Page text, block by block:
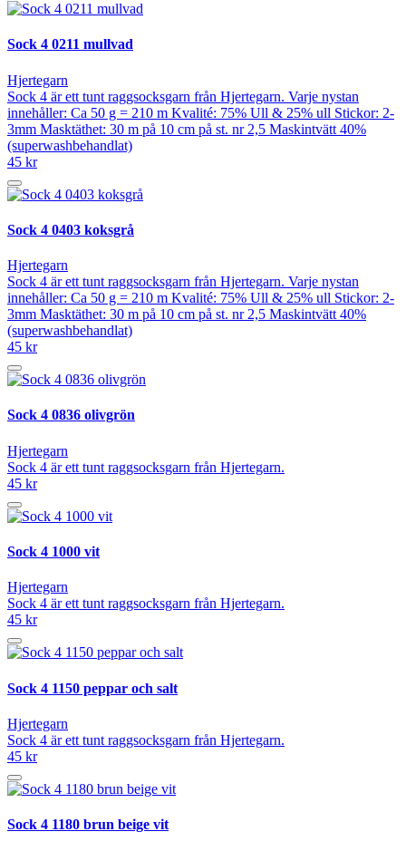
Sock 4 0211 mullvad
Hjertegarn
Sock 4 är ett tunt raggsocksgarn från Hjertegarn. Varje nystan
innehåller: Ca 50 g = 210 m Kvalité: 75% Ull & 25% ull Stickor: 2-
3mm Masktäthet: 30 m på 10 cm på st. nr 2,5 Maskintvätt 40%
(superwashbehandlat)
45 kr
Sock 4 0403 koksgrå
Hjertegarn
Sock 4 är ett tunt raggsocksgarn från Hjertegarn. Varje nystan
innehåller: Ca 50 g = 210 m Kvalité: 75% Ull & 25% ull Stickor: 2-
3mm Masktäthet: 30 m på 10 cm på st. nr 2,5 Maskintvätt 40%
(superwashbehandlat)
45 kr
Sock 4 0836 olivgrön
Hjertegarn
Sock 4 är ett tunt raggsocksgarn från Hjertegarn.
45 kr
Sock 4 1000 vit
Hjertegarn
Sock 4 är ett tunt raggsocksgarn från Hjertegarn.
45 kr
Sock 4 1150 peppar och salt
Hjertegarn
Sock 4 är ett tunt raggsocksgarn från Hjertegarn.
45 kr
Sock 4 1180 brun beige vit